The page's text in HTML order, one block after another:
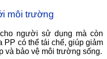
môi trường
người sử dụng mà còn
có thể tái chế, giúp giảm
và bảo vệ môi trường sống.